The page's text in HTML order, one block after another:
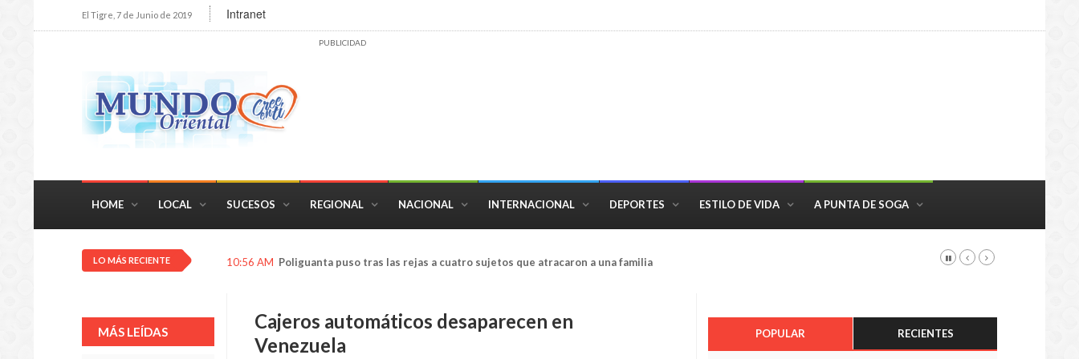
El Tigre, 7 de Junio de 2019 Intranet
PUBLICIDAD
HOME LOCAL SUCESOS REGIONAL NACIONAL INTERNACIONAL DEPORTES ESTILO DE VIDA A PUNTA DE SOGA
LO MÁS RECIENTE 10:56 AM Poliguanta puso tras las rejas a cuatro sujetos que atracaron a una familia
MÁS LEÍDAS
Cajeros automáticos desaparecen en
Venezuela
POPULAR RECIENTES